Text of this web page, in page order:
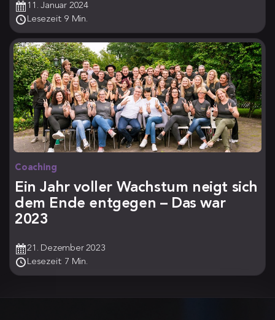
11. Januar 2024
Lesezeit: 9 Min.
Coaching
Ein Jahr voller Wachstum neigt sich
dem Ende entgegen – Das war
2023
21. Dezember 2023
Lesezeit: 7 Min.